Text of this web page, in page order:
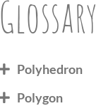
Glossary
Polyhedron
Polygon